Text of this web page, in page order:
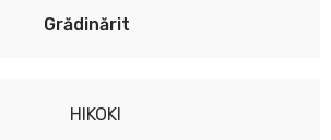
Grădinărit